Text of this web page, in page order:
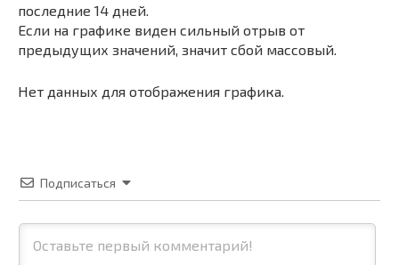
последние 14 дней.
Если на графике виден сильный отрыв от
предыдущих значений, значит сбой массовый.
Нет данных для отображения графика.
Подписаться